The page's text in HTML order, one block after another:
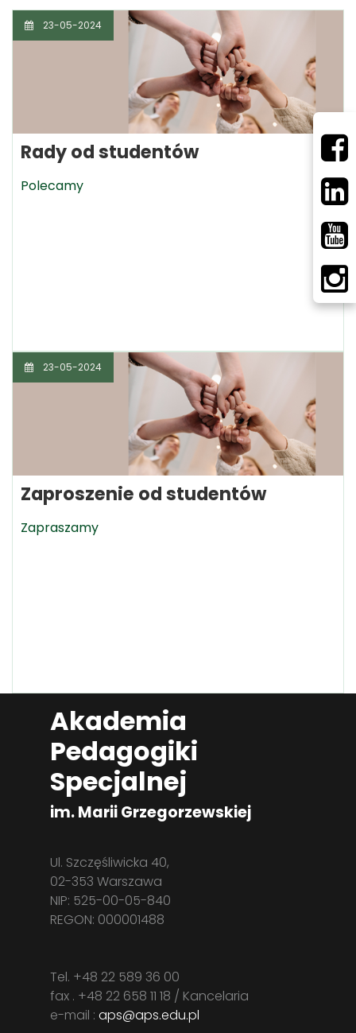
23-05-2024
Rady od studentów
Polecamy
23-05-2024
Zaproszenie od studentów
Zapraszamy
Akademia
Pedagogiki
Specjalnej
im. Marii Grzegorzewskiej
Ul. Szczęśliwicka 40,
02-353 Warszawa
NIP: 525-00-05-840
REGON: 000001488
Tel. +48 22 589 36 00
fax . +48 22 658 11 18 / Kancelaria
e-mail : aps@aps.edu.pl